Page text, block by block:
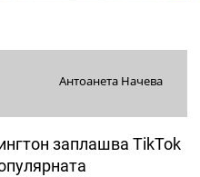
Антоанета Начева
заплашва TikTok